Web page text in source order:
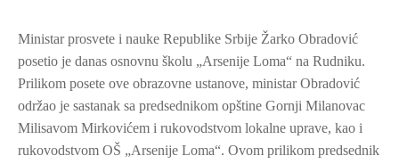
Ministar prosvete i nauke Republike Srbije Žarko Obradović
posetio je danas osnovnu školu „Arsenije Loma“ na Rudniku.
Prilikom posete ove obrazovne ustanove, ministar Obradović
održao je sastanak sa predsednikom opštine Gornji Milanovac
Milisavom Mirkovićem i rukovodstvom lokalne uprave, kao i
rukovodstvom OŠ „Arsenije Loma“. Ovom prilikom predsednik